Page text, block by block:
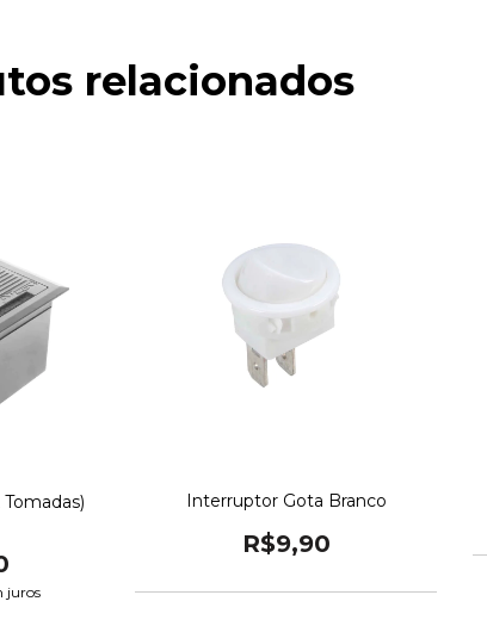
relacionados
juros
Interruptor Gota Branco
R$9,90